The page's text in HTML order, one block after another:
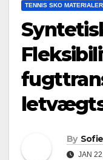
TENNIS SKO
By
JAN